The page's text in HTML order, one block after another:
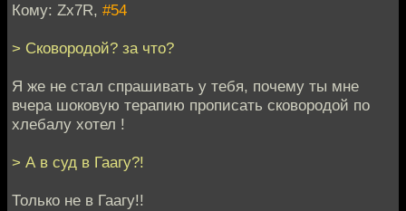
Кому: Zx7R, #54
> Сковородой? за что?
Я же не стал спрашивать у тебя, почему ты мне
вчера шоковую терапию прописать сковородой по
хлебалу хотел !
> А в суд в Гаагу?!
Только не в Гаагу!!